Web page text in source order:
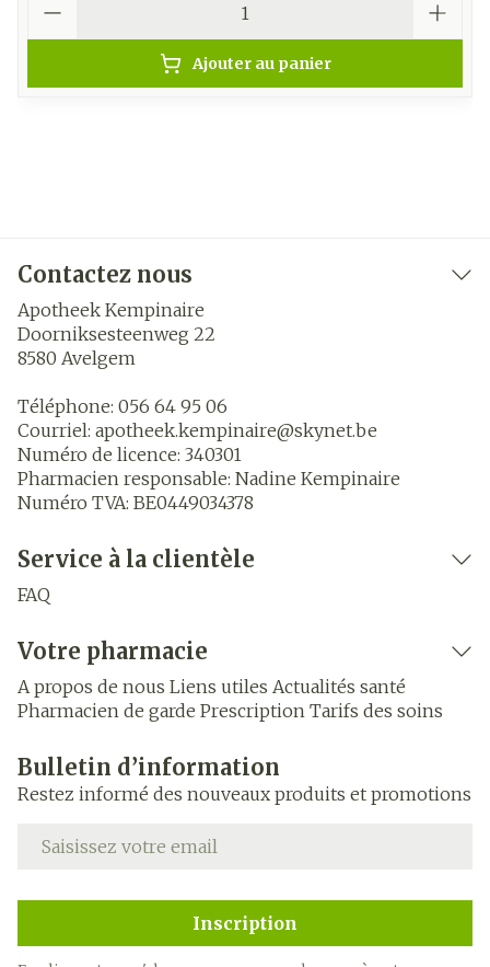
Ajouter au panier
Contactez nous
Apotheek Kempinaire
Doorniksesteenweg 22
8580 Avelgem
Téléphone: 056 64 95 06
Courriel: apotheek.kempinaire@skynet.be
Numéro de licence: 340301
Pharmacien responsable: Nadine Kempinaire
Numéro TVA: BE0449034378
Service à la clientèle
FAQ
Votre pharmacie
A propos de nous Liens utiles Actualités santé
Pharmacien de garde Prescription Tarifs des soins
Bulletin d’information
Restez informé des nouveaux produits et promotions
Adresse mail
Inscription